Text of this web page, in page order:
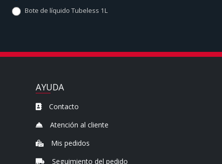
Bote de líquido Tubeless 1L
AYUDA
Contacto
Atención al cliente
Mis pedidos
Seguimiento del pedido